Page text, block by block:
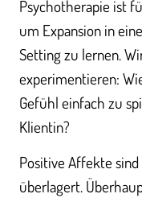
Psychotherapie ist
um Expansion in
Setting zu lernen.
experimentieren:
Gefühl einfach zu
Klientin?
Positive Affekte
überlagert.